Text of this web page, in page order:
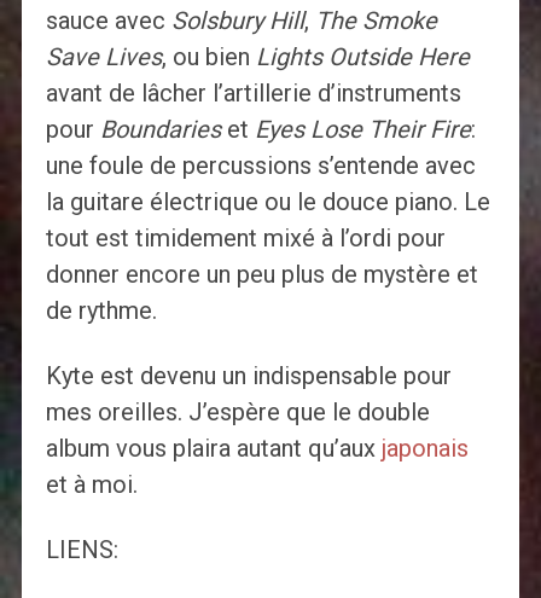
sauce avec Solsbury Hill, The Smoke
Save Lives, ou bien Lights Outside Here
avant de lâcher l’artillerie d’instruments
pour Boundarieset Eyes Lose Their Fire:
une foule de percussions s’entende avec
la guitare électrique ou le douce piano. Le
tout est timidement mixé à l’ordi pour
donner encore un peu plus de mystère et
de rythme.
Kyte est devenu un indispensable pour
mes oreilles. J’espère que le double
album vous plaira autant qu’aux japonais
et à moi.
LIENS: